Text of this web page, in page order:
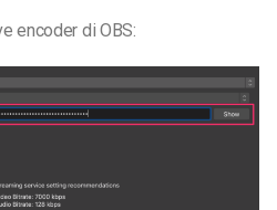
encoder di OBS: